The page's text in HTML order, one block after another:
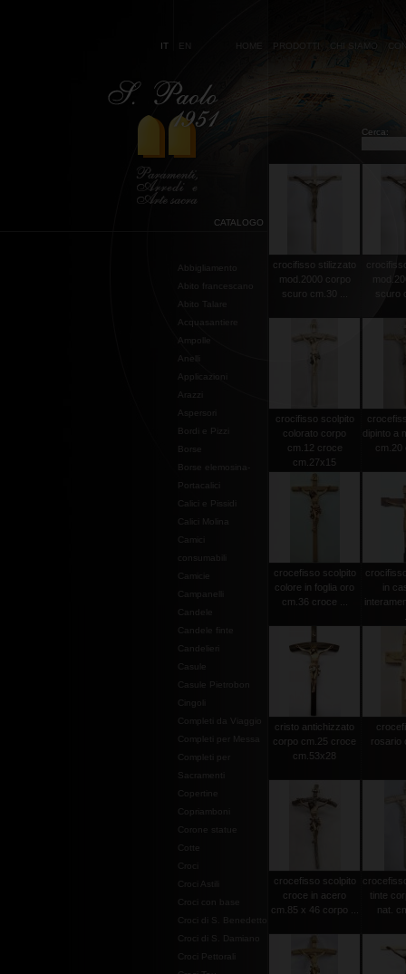
IT EN HOME PRODOTTI CHI SIAMO
Cerca:
CATALOGO
Abbigliamento
Abito francescano
Abito Talare
Acquasantiere
Ampolle
Anelli
Applicazioni
Arazzi
Aspersori
Bordi e Pizzi
Borse
Borse elemosina-
Portacalici
Calici e Pissidi
Calici Molina
Campanelli
Candele
Candele finte
Candelieri
Casule
Casule Pietrobon
Cingoli
Completi da Viaggio
Completi per Messa
Completi per
Sacramenti
Copertine
Copriamboni
Corone statue
Cotte
Croci
Croci Astili
Croci con base
Croci di S. Benedetto
Croci di S. Damiano
Croci Pettorali
crocifisso stilizzato
mod.2000 corpo
scuro cm.30 ...
scuro
crocifisso scolpito
colorato corpo
cm.12 croce
cm.27x15
dipinto a
cm.20
crocefisso scolpito
colore in foglia oro
cm.36 croce ...
in
cristo antichizzato
corpo cm.25 croce
cm.53x28
rosario
crocefisso scolpito
croce in acero
cm.85 x 46 corpo ...
tinte
nat.